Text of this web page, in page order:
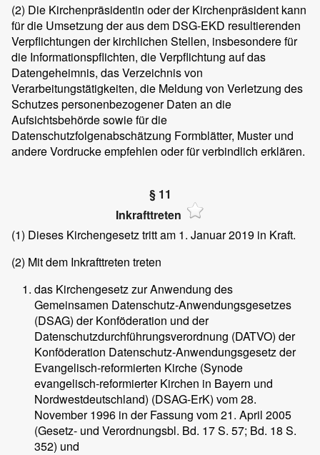
(2) Die Kirchenpräsidentin oder der Kirchenpräsident kann
für die Umsetzung der aus dem DSG-EKD resultierenden
Verpflichtungen der kirchlichen Stellen, insbesondere für
die Informationspflichten, die Verpflichtung auf das
Datengeheimnis, das Verzeichnis von
Verarbeitungstätigkeiten, die Meldung von Verletzung des
Schutzes personenbezogener Daten an die
Aufsichtsbehörde sowie für die
Datenschutzfolgenabschätzung Formblätter, Muster und
andere Vordrucke empfehlen oder für verbindlich erklären.
§ 11
Inkrafttreten
(1) Dieses Kirchengesetz tritt am 1. Januar 2019 in Kraft.
(2) Mit dem Inkrafttreten treten
das Kirchengesetz zur Anwendung des
Gemeinsamen Datenschutz-Anwendungsgesetzes
(DSAG) der Konföderation und der
Datenschutzdurchführungsverordnung (DATVO) der
Konföderation Datenschutz-Anwendungsgesetz der
Evangelisch-reformierten Kirche (Synode
evangelisch-reformierter Kirchen in Bayern und
Nordwestdeutschland) (DSAG-ErK) vom 28.
November 1996 in der Fassung vom 21. April 2005
(Gesetz- und Verordnungsbl. Bd. 17 S. 57; Bd. 18 S.
352) und